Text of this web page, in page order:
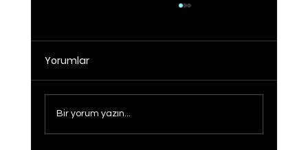
Yorumlar
Bir yorum yazın...